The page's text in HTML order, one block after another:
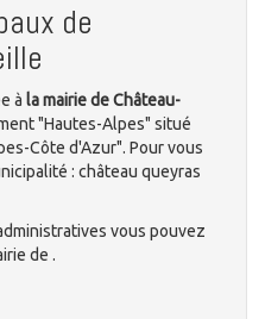
de
à la mairie de Château-
"Hautes-Alpes" situé
Côte d'Azur". Pour vous
: château queyras
vous pouvez
de .